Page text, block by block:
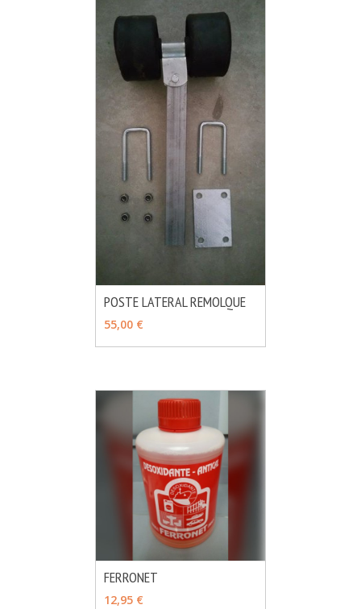
POSTE LATERAL REMOLQUE
55,00 €
FERRONET
12,95 €